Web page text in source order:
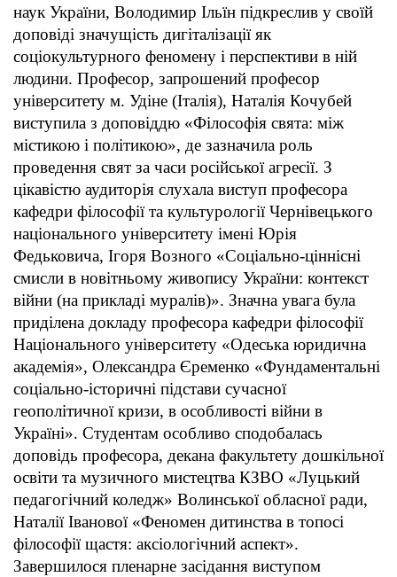
наук України, Володимир Ільїн підкреслив у своїй
доповіді значущість дигіталізації як
соціокультурного феномену і перспективи в ній
людини. Професор, запрошений професор
університету м. Удіне (Італія), Наталія Кочубей
виступила з доповіддю «Філософія свята: між
містикою і політикою», де зазначила роль
проведення свят за часи російської агресії. З
цікавістю аудиторія слухала виступ професора
кафедри філософії та культурології Чернівецького
національного університету імені Юрія
Федьковича, Ігоря Возного «Соціально-ціннісні
смисли в новітньому живопису України: контекст
війни (на прикладі муралів)». Значна увага була
приділена докладу професора кафедри філософії
Національного університету «Одеська юридична
академія», Олександра Єременко «Фундаментальні
соціально-історичні підстави сучасної
геополітичної кризи, в особливості війни в
Україні». Студентам особливо сподобалась
доповідь професора, декана факультету дошкільної
освіти та музичного мистецтва КЗВО «Луцький
педагогічний коледж» Волинської обласної ради,
Наталії Іванової «Феномен дитинства в топосі
філософії щастя: аксіологічний аспект».
Завершилося пленарне засідання виступом